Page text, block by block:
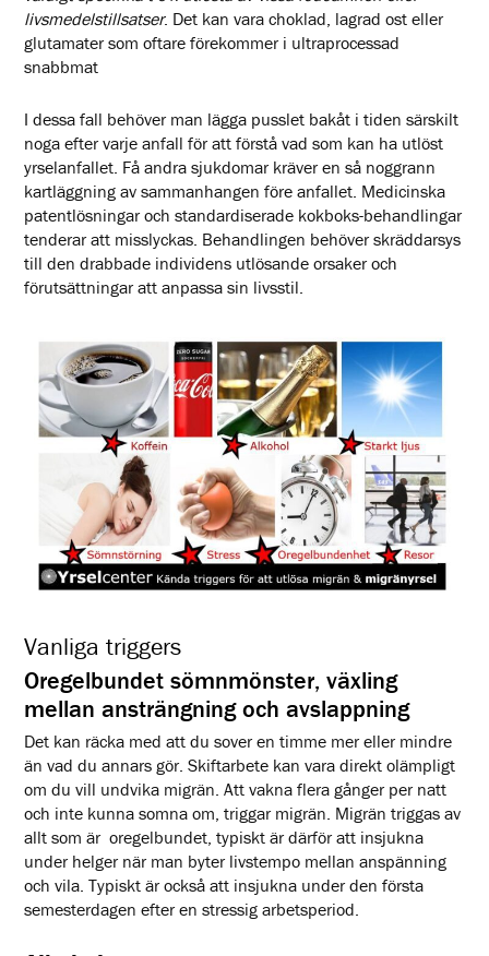
livsmedelstillsatser. Det kan vara choklad, lagrad ost eller
glutamater som oftare förekommer i ultraprocessad
snabbmat
I dessa fall behöver man lägga pusslet bakåt i tiden särskilt
noga efter varje anfall för att förstå vad som kan ha utlöst
yrselanfallet. Få andra sjukdomar kräver en så noggrann
kartläggning av sammanhangen före anfallet. Medicinska
patentlösningar och standardiserade kokboks-behandlingar
tenderar att misslyckas. Behandlingen behöver skräddarsys
till den drabbade individens utlösande orsaker och
förutsättningar att anpassa sin livsstil.
Vanliga triggers
Oregelbundet sömnmönster, växling
mellan ansträngning och avslappning
Det kan räcka med att du sover en timme mer eller mindre
än vad du annars gör. Skiftarbete kan vara direkt olämpligt
om du vill undvika migrän. Att vakna flera gånger per natt
och inte kunna somna om, triggar migrän. Migrän triggas av
allt som är oregelbundet, typiskt är därför att insjukna
under helger när man byter livstempo mellan anspänning
och vila. Typiskt är också att insjukna under den första
semesterdagen efter en stressig arbetsperiod.